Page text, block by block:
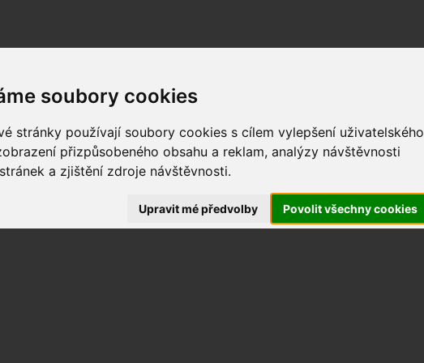
soubory cookies
stránky používají soubory cookies s cílem vylepšení uživatelského
přizpůsobeného obsahu a reklam, analýzy návštěvnosti
a zjištění zdroje návštěvnosti.
Povolit všechny cookies
Upravit mé předvolby